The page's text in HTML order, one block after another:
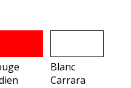
Blanc
Carrara